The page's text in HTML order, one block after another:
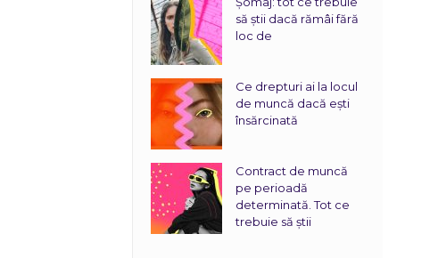
să știi dacă rămâi fără
loc de
Ce drepturi ai la locul
de muncă dacă ești
însărcinată
Contract de muncă
pe perioadă
determinată. Tot ce
trebuie să știi